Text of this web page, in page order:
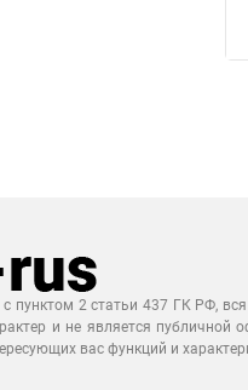
с пунктом 2 статьи 437 ГК РФ,
и не является публичной
вас функций и